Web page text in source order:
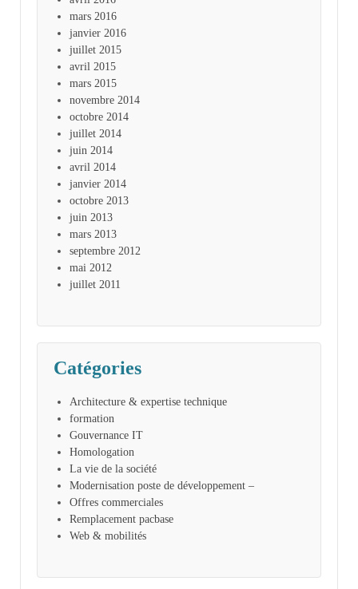
mars 2016
janvier 2016
juillet 2015
avril 2015
mars 2015
novembre 2014
octobre 2014
juillet 2014
juin 2014
avril 2014
janvier 2014
octobre 2013
juin 2013
mars 2013
septembre 2012
mai 2012
juillet 2011
Catégories
Architecture & expertise technique
formation
Gouvernance IT
Homologation
La vie de la société
Modernisation poste de développement –
Offres commerciales
Remplacement pacbase
Web & mobilités